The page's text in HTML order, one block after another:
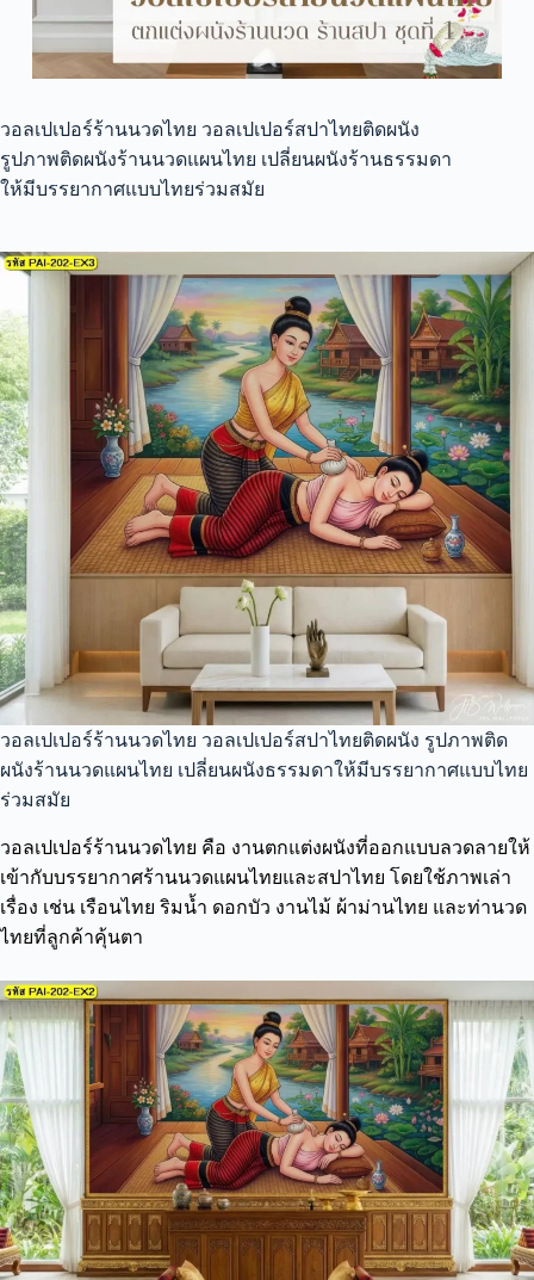
วอลเปเปอร์ร้านนวดไทย วอลเปเปอร์สปาไทยติดผนัง
รูปภาพติดผนังร้านนวดแผนไทย เปลี่ยนผนังร้านธรรมดา
ให้มีบรรยากาศแบบไทยร่วมสมัย
วอลเปเปอร์ร้านนวดไทย วอลเปเปอร์สปาไทยติดผนัง รูปภาพติด
ผนังร้านนวดแผนไทย เปลี่ยนผนังธรรมดาให้มีบรรยากาศแบบไทย
ร่วมสมัย
วอลเปเปอร์ร้านนวดไทย คือ งานตกแต่งผนังที่ออกแบบลวดลายให้
เข้ากับบรรยากาศร้านนวดแผนไทยและสปาไทย โดยใช้ภาพเล่า
เรื่อง เช่น เรือนไทย ริมน้ำ ดอกบัว งานไม้ ผ้าม่านไทย และท่านวด
ไทยที่ลูกค้าคุ้นตา